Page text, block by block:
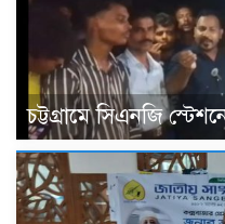
চট্টগ্রামে সিএনজি